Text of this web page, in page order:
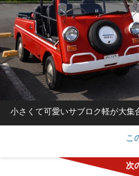
小さくて可愛いサブロク軽が大集
こ